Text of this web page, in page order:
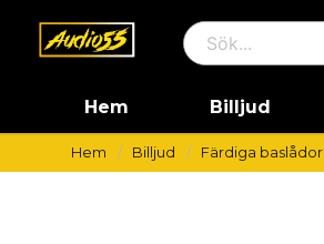
Hem Billjud
Hem Billjud Färdiga baslådor